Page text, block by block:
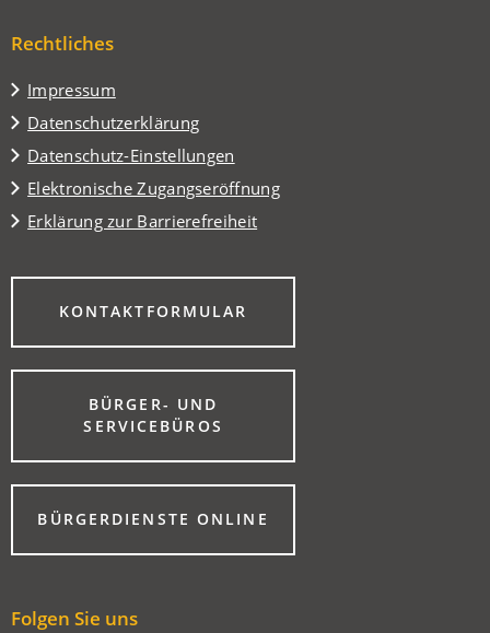
Tab)
neuen
Rechtliches
Impressum
Datenschutzerklärung
Datenschutz-Einstellungen
Elektronische Zugangseröffnung
Erklärung zur Barrierefreiheit
KONTAKTFORMULAR
(ÖFFNET
EINEM
NEUEN
BÜRGER- UND
SERVICEBÜROS
(ÖFFNET
EINEM
NEUEN
TAB)BÜRGERDIENSTE ONLINE
(ÖFFNET
EINEM
TAB)
Folgen Sie uns